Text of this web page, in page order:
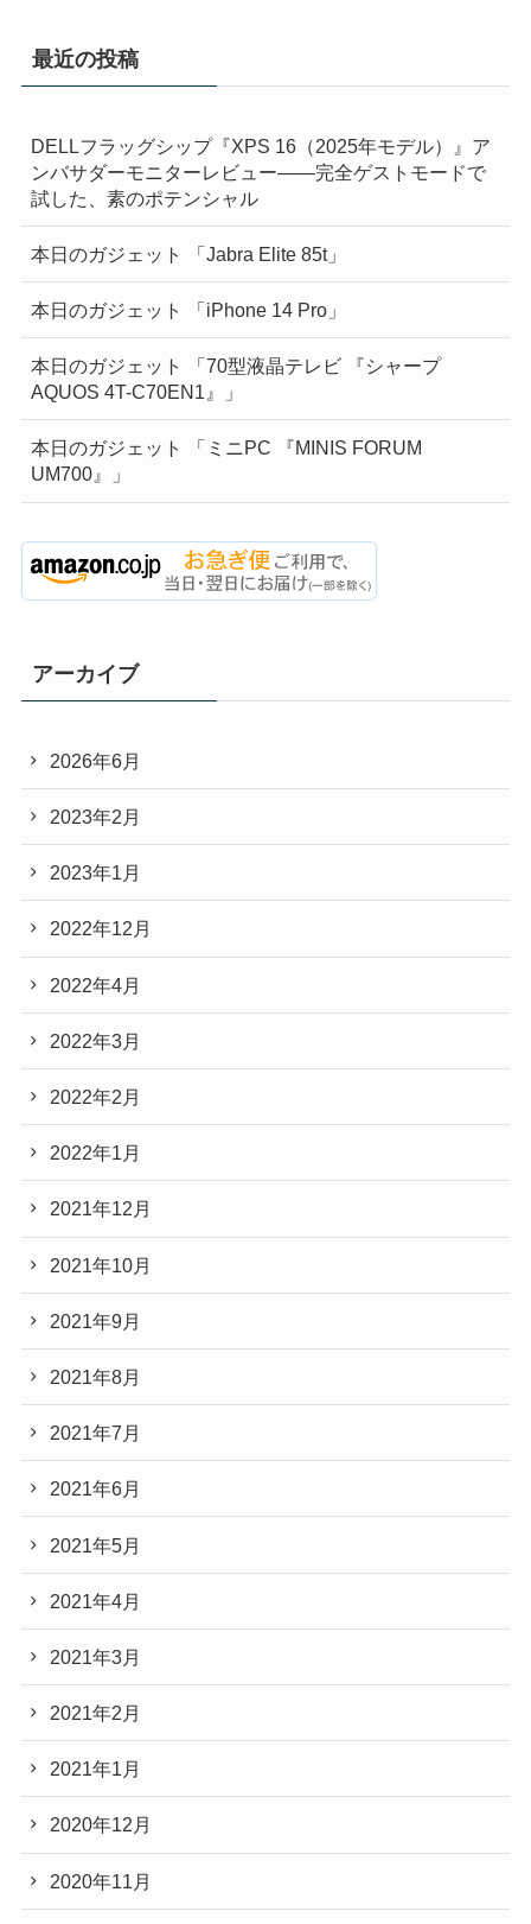
最近の投稿
DELLフラッグシップ『XPS 16（2025年モデル）』ア
ンバサダーモニターレビュー——完全ゲストモードで
試した、素のポテンシャル
本日のガジェット 「Jabra Elite 85t」
本日のガジェット 「iPhone 14 Pro」
本日のガジェット 「70型液晶テレビ 『シャープ
AQUOS 4T-C70EN1』」
本日のガジェット 「ミニPC 『MINIS FORUM
UM700』」
アーカイブ
2026年6月
2023年2月
2023年1月
2022年12月
2022年4月
2022年3月
2022年2月
2022年1月
2021年12月
2021年10月
2021年9月
2021年8月
2021年7月
2021年6月
2021年5月
2021年4月
2021年3月
2021年2月
2021年1月
2020年12月
2020年11月